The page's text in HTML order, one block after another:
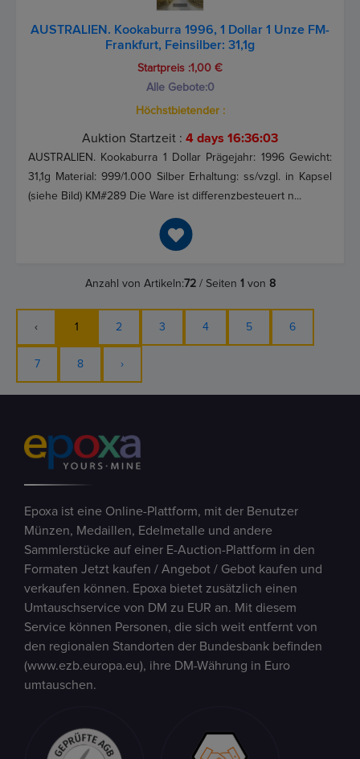
AUSTRALIEN. Kookaburra 1996, 1 Dollar 1 Unze FM-
Frankfurt, Feinsilber: 31,1g
Startpreis :1,00 €
Alle Gebote:0
Höchstbietender :
Auktion Startzeit : 4 days 16:36:03
AUSTRALIEN. Kookaburra 1 Dollar Prägejahr: 1996 Gewicht:
31,1g Material: 999/1.000 Silber Erhaltung: ss/vzgl. in Kapsel
(siehe Bild) KM#289 Die Ware ist differenzbesteuert n...
Anzahl von Artikeln:72/ Seiten 1 von 8
‹ 1 2 3 4 5 6
7 8 ›
Epoxa ist eine Online-Plattform, mit der Benutzer
Münzen, Medaillen, Edelmetalle und andere
Sammlerstücke auf einer E-Auction-Plattform in den
Formaten Jetzt kaufen / Angebot / Gebot kaufen und
verkaufen können. Epoxa bietet zusätzlich einen
Umtauschservice von DM zu EUR an. Mit diesem
Service können Personen, die sich weit entfernt von
den regionalen Standorten der Bundesbank befinden
(www.ezb.europa.eu), ihre DM-Währung in Euro
umtauschen.